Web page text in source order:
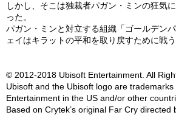
しかし、そこは独裁者パガン・ミンの狂気
った。
パガン・ミンと対立する組織「ゴールデン
ェイはキラットの平和を取り戻すために戦う
© 2012-2018 Ubisoft Entertainment. All
Ubisoft and the Ubisoft logo are trademarks
Entertainment in the US and/or other
Based on Crytek’s original Far Cry directed